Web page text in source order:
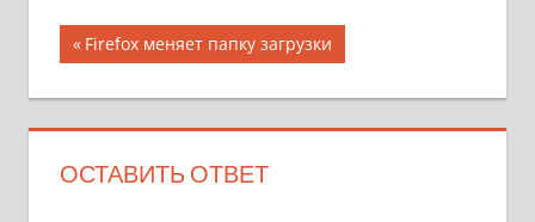
Навигация
по
записям
Предыдущая
запись;
Firefox меняет папку загрузки
ОСТАВИТЬ ОТВЕТ